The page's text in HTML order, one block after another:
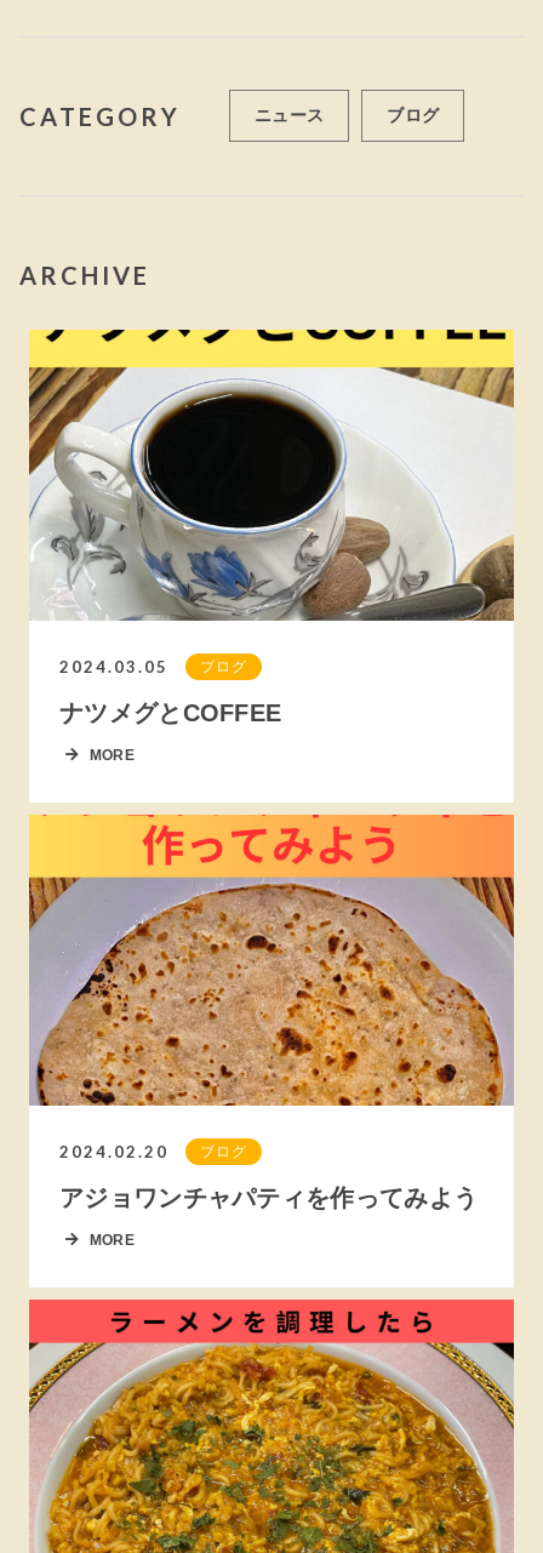
CATEGORY ニュース ブログ
ARCHIVE
2024.03.05 ブログ
ナツメグとCOFFEE
MORE
2024.02.20 ブログ
アジョワンチャパティを作ってみよう
MORE